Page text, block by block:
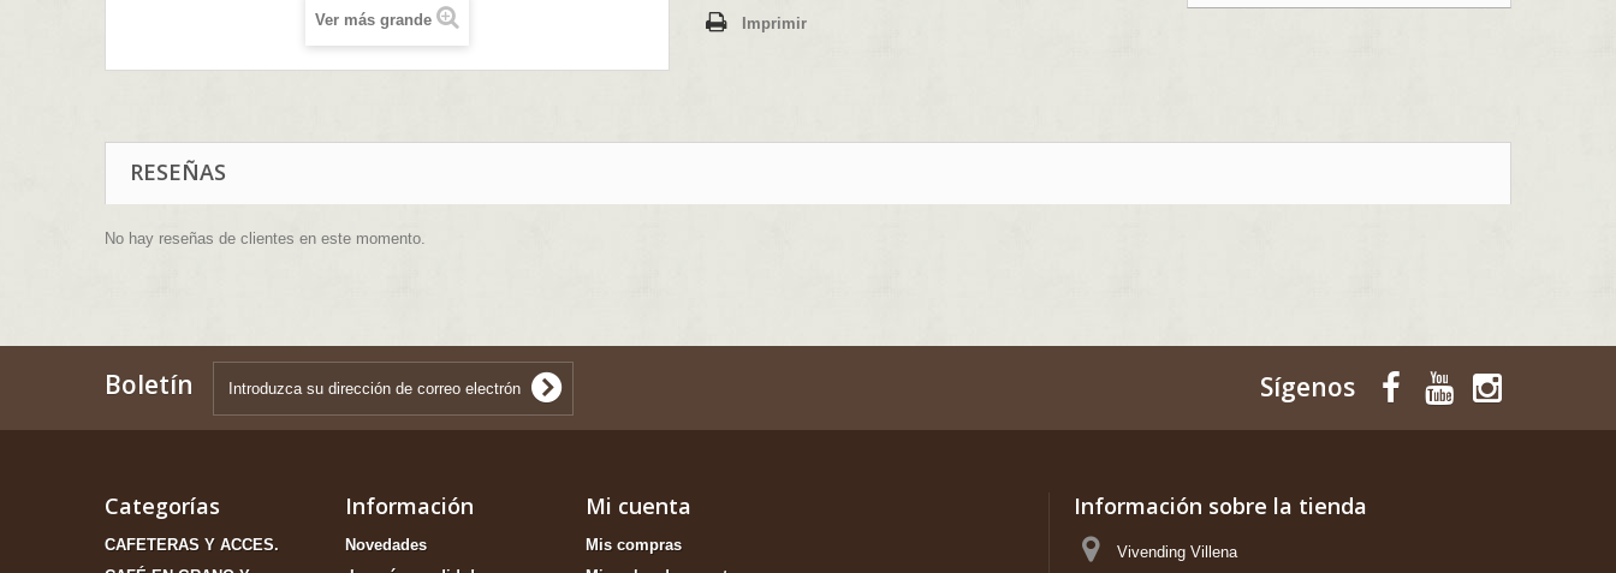
Ver más grande
Imprimir
RESEÑAS
No hay reseñas de clientes en este momento.
Boletín Sígenos
Categorías
CAFETERAS Y ACCES.
Información
Novedades
Mi cuenta
Mis compras
Información sobre la tienda
Vivending Villena